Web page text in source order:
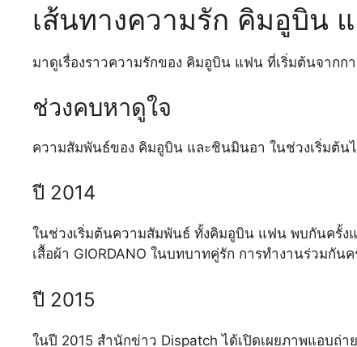
เส้นทางความรัก คิมอูบิน
มาดูเรื่องราวความรักของ คิมอูบิน แฟน ที่เริ่มต้นจาก
ช่วงคบหาดูใจ
ความสัมพันธ์ของ คิมอูบิน และชินมินอา ในช่วงเริ่มต้
ปี 2014
ในช่วงเริ่มต้นความสัมพันธ์ ทั้งคิมอูบิน แฟน พบกันครั้ง
เสื้อผ้า GIORDANO ในบทบาทคู่รัก การทำงานร่วมกั
ปี 2015
ในปี 2015 สำนักข่าว Dispatch ได้เปิดเผยภาพแอบถ่